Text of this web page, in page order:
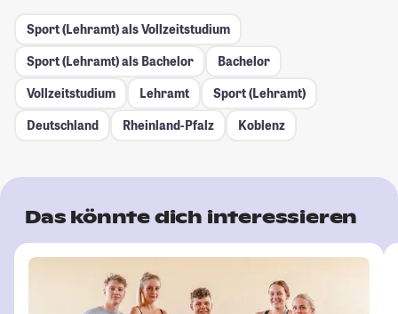
Sport (Lehramt) als Vollzeitstudium
Sport (Lehramt) als Bachelor
Bachelor
Vollzeitstudium
Lehramt
Sport (Lehramt)
Deutschland
Rheinland-Pfalz Koblenz
Das könnte dich interessieren